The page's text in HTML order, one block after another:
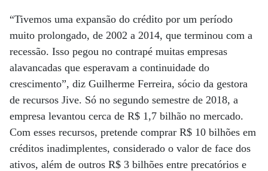
“Tivemos uma expansão do crédito por um período
muito prolongado, de 2002 a 2014, que terminou com a
recessão. Isso pegou no contrapé muitas empresas
alavancadas que esperavam a continuidade do
crescimento”, diz Guilherme Ferreira, sócio da gestora
de recursos Jive. Só no segundo semestre de 2018, a
empresa levantou cerca de R$ 1,7 bilhão no mercado.
Com esses recursos, pretende comprar R$ 10 bilhões em
créditos inadimplentes, considerado o valor de face dos
ativos, além de outros R$ 3 bilhões entre precatórios e